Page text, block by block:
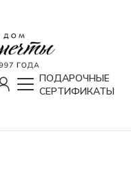
ПОДАРОЧНЫЕ
СЕРТИФИКАТЫ